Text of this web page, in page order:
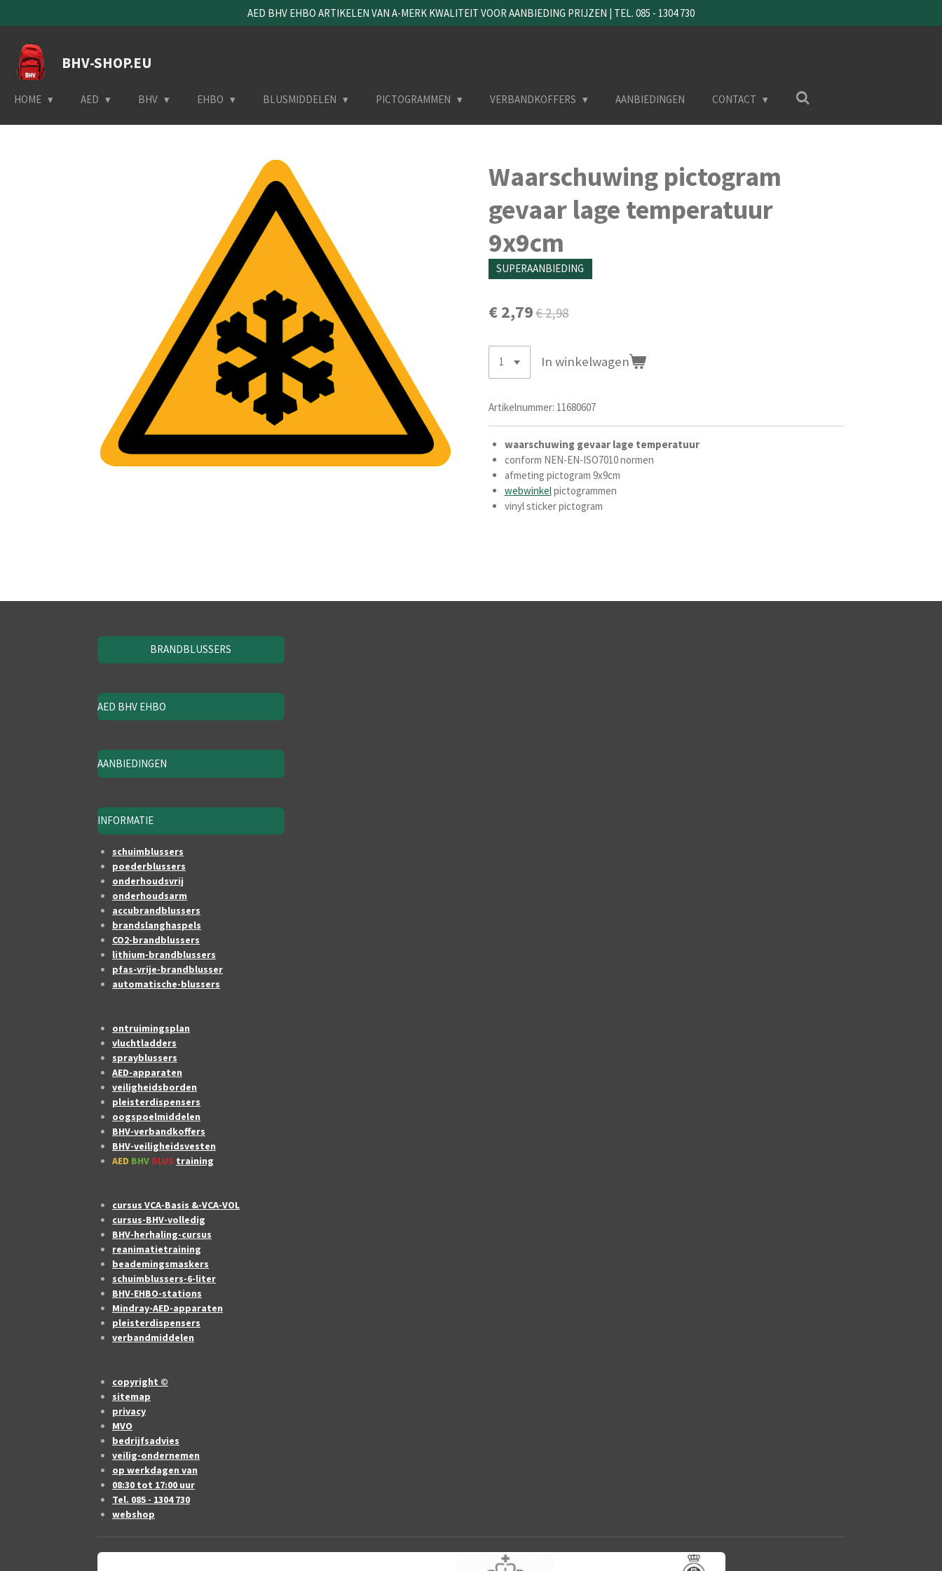
direct
naar
hoofdinhoud
AED BHV EHBO ARTIKELEN VAN A-MERK KWALITEIT VOOR AANBIEDING PRIJZEN | TEL. 085 - 1304 730
BHV-SHOP.EU
HOME AED BHV EHBO BLUSMIDDELEN PICTOGRAMMEN VERBANDKOFFERS AANBIEDINGEN CONTACT
Waarschuwing pictogram
gevaar lage temperatuur
9x9cm
SUPERAANBIEDING
€ 2,79€ 2,98
In winkelwagen
Artikelnummer: 11680607
waarschuwing gevaar lage temperatuur
conform NEN-EN-ISO7010 normen
afmeting pictogram 9x9cm
webwinkelpictogrammen
vinyl sticker pictogram
BRANDBLUSSERS
AED BHV EHBO
AANBIEDINGEN
INFORMATIE
schuimblussers
poederblussers
onderhoudsvrij
onderhoudsarm
accubrandblussers
brandslanghaspels
CO2-brandblussers
lithium-brandblussers
pfas-vrije-brandblusser
automatische-blussers
ontruimingsplan
vluchtladders
sprayblussers
AED-apparaten
veiligheidsborden
pleisterdispensers
oogspoelmiddelen
BHV-verbandkoffers
BHV-veiligheidsvesten
AED BHV BLUS training
cursus VCA-Basis &-VCA-VOL
cursus-BHV-volledig
BHV-herhaling-cursus
reanimatietraining
beademingsmaskers
schuimblussers-6-liter
BHV-EHBO-stations
Mindray-AED-apparaten
pleisterdispensers
verbandmiddelen
copyright ©
sitemap
privacy
MVO
bedrijfsadvies
veilig-ondernemen
op werkdagen van
08:30 tot 17:00 uur
Tel. 085 - 1304 730
webshop